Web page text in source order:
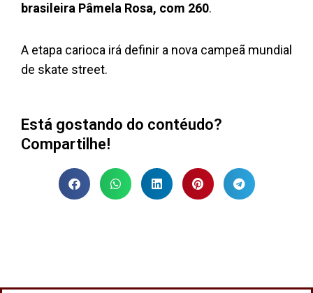
brasileira Pâmela Rosa, com 260.
A etapa carioca irá definir a nova campeã mundial
de skate street.
Está gostando do contéudo?
Compartilhe!